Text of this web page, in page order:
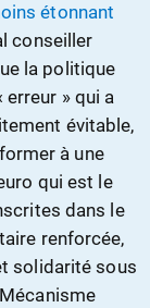
étonnant
conseiller
la politique
» qui a
évitable,
à une
qui est le
dans le
renforcée,
solidarité sous